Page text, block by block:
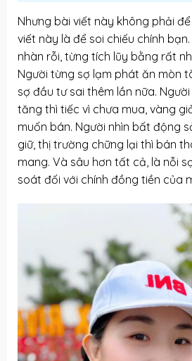
Nhưng bài viết này không phải để
viết này là để soi chiếu chính
nhàn rỗi, từng tích lũy bằng rất
Người từng sợ lạm phát ăn mòn
sợ đầu tư sai thêm lần nữa.
tăng thì tiếc vì chưa mua, vàng
muốn bán. Người nhìn bất động
giữ, thị trường chững lại thì bán
mang. Và sâu hơn tất cả, là nỗi
soát đối với chính đồng tiền của